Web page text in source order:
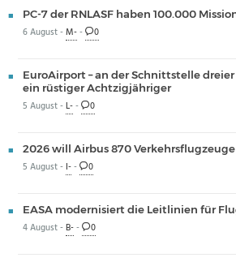
PC-7 der RNLASF haben 100.000
6 August -M-- 0
EuroAirport – an der Schnittstelle
ein rüstiger Achtzigjähriger
5 August -L-- 0
2026 will Airbus 870
5 August - I-- 0
EASA modernisiert die Leitlinien für
4 August -B-- 0